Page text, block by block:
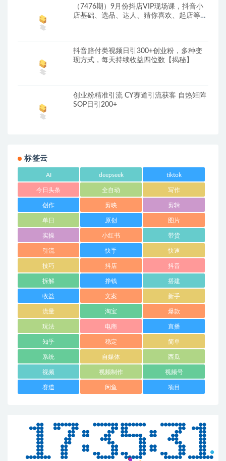
（7476期）9月份抖店VIP现场课，抖音小
店基础、选品、达人、猜你喜欢、起店等各
抖音赔付类视频日引300+创业粉，多种变
现方式，每天持续收益四位数【揭秘】
创业粉精准引流 CY赛道引流获客 自热矩阵
SOP日引200+
标签云
AI deepseek tiktok
今日头条 全自动 写作
创作 剪映 剪辑
单日 原创 图片
实操 小红书 带货
引流 快手 快速
技巧 抖店 抖音
拆解 挣钱 搭建
收益 文案 新手
流量 淘宝 爆款
玩法 电商 直播
知乎 稳定 简单
系统 自媒体 西瓜
视频 视频制作 视频号
赛道 闲鱼 项目